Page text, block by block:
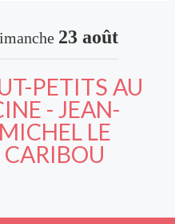
23 août
PETITS AU
- JEAN-
MICHEL LE
CARIBOU